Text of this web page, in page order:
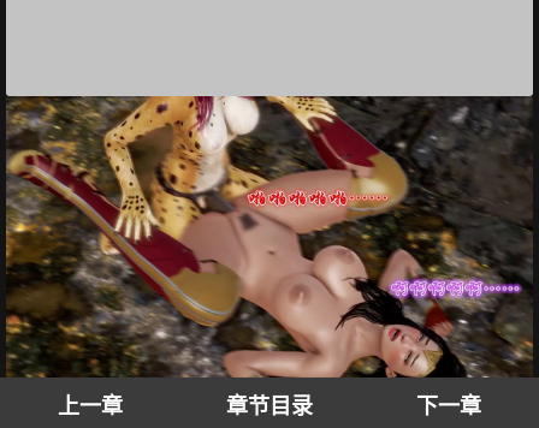
上一章 章节目录 下一章